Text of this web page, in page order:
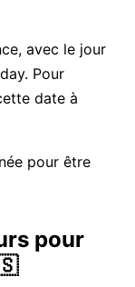
avec le jour
Pour
date à
pour être
pour